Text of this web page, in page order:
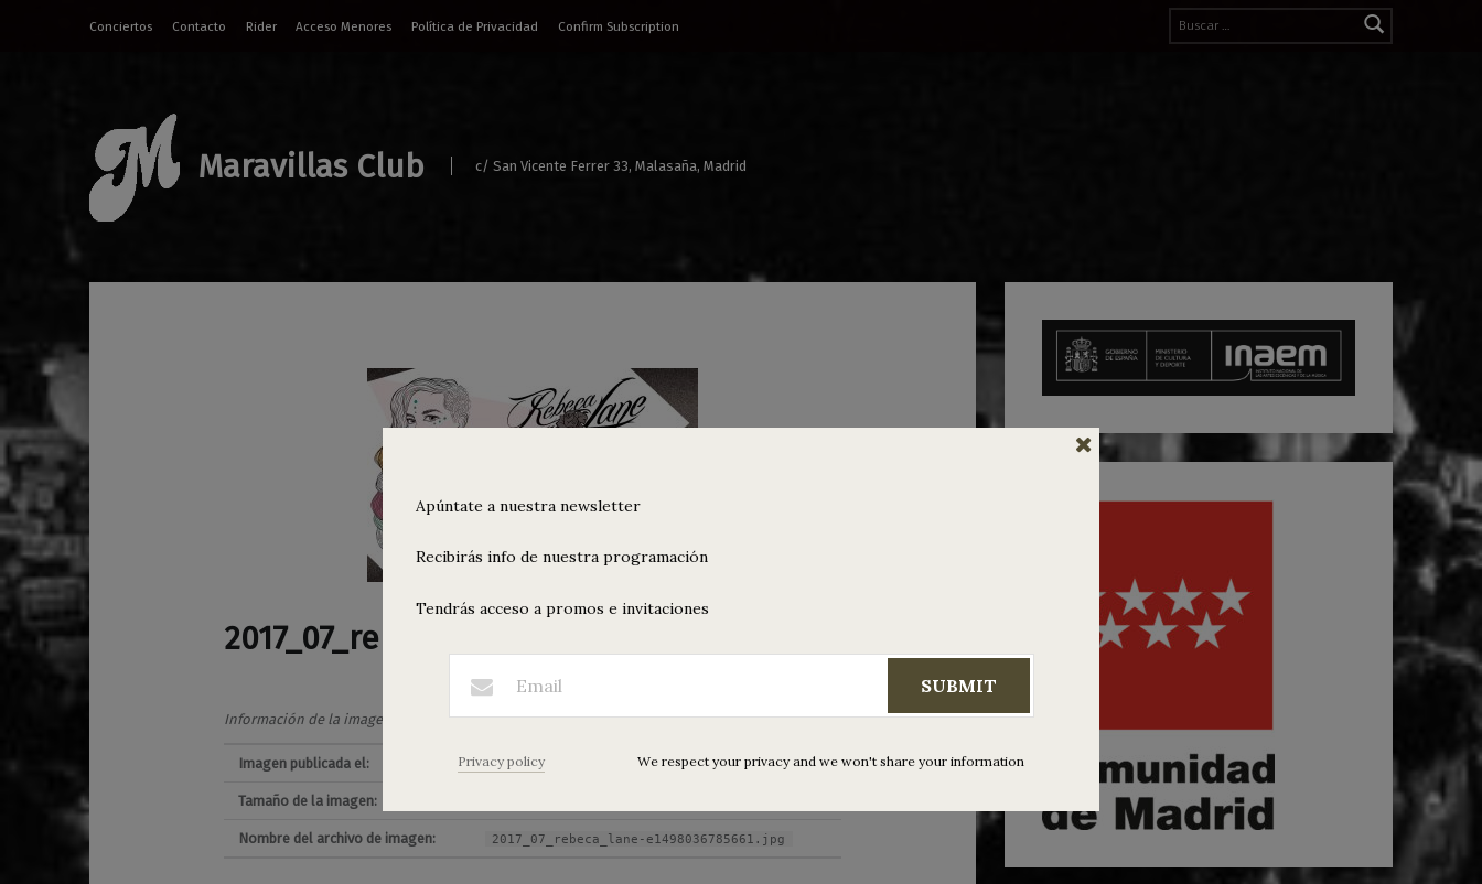
Buscar:
Conciertos
Contacto Rider Acceso Menores Política de Privacidad Confirm Subscription
Maravillas Club c/ San Vicente Ferrer 33, Malasaña, Madrid
2017_07_rebeca_lane
Información de la imagen
Imagen publicada el: 21/06/2017
Tamaño de la imagen:
Nombre del archivo de imagen: 2017_07_rebeca_lane-e1498036785661.jpg
Apúntate a nuestra newsletter
Recibirás info de nuestra programación
Tendrás acceso a promos e invitaciones
SUBMIT
Privacy policy We respect your privacy and we won't share your information